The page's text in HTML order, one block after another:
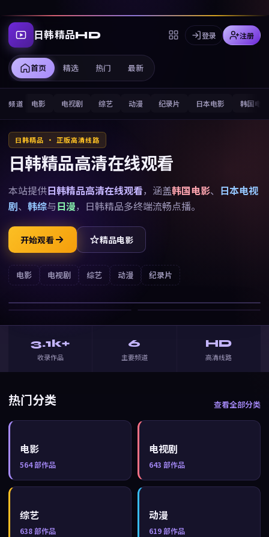
日韩精品HD
首页 精选 热门 最新
登录 注册
频道 电影 电视剧 综艺 动漫 纪录片 日本电影 韩国电影
日韩精品 · 正版高清线路
日韩精品高清在线观看
本站提供日韩精品高清在线观看，涵盖韩国电影、 日本电视
剧、 韩综与日漫， 日韩精品多终端流畅点播。
开始观看 精品电影
电影 电视剧 综艺 动漫 纪录片
云上诗
战争· ⭐7.0
3.1k+
收录作品
6
主要频道
HD
高清线路
热门分类 查看全部分类
电影
564部作品
电视剧
643 部作品
综艺
638部作品
动漫
619部作品